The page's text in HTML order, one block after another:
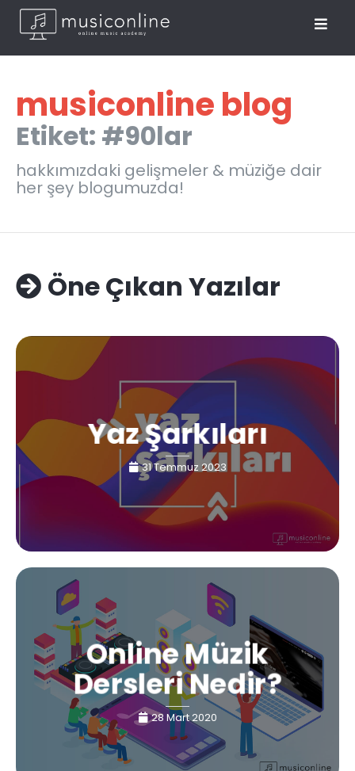
musiconline blog
Etiket: #90lar
hakkımızdaki gelişmeler & müziğe dair
her şey blogumuzda!
Öne Çıkan Yazılar
Yaz Şarkıları
31 Temmuz 2023
Online Müzik
Dersleri Nedir?
28 Mart 2020